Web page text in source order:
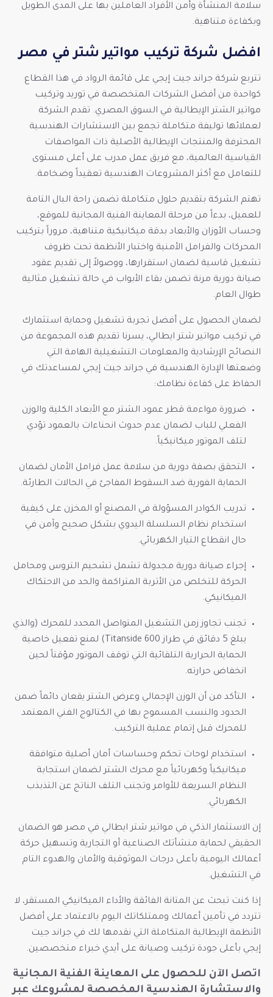
سلامة المنشأة وأمن الأفراد العاملين بها على المدى الطويل
وبكفاءة متناهية.
افضل شركة تركيب مواتير شتر في مصر
تتربع شركة جراند جيت إيجي على قائمة الرواد في هذا القطاع
كواحدة من أفضل الشركات المتخصصة في توريد وتركيب
مواتير الشتر الإيطالية في السوق المصري. تقدم الشركة
لعملائها توليفة متكاملة تجمع بين الاستشارات الهندسية
المحترفة والمنتجات الإيطالية الأصلية ذات المواصفات
القياسية العالمية، مع فريق عمل مدرب على أعلى مستوى
للتعامل مع أكثر المشروعات الهندسية تعقيداً وضخامة.
تهتم الشركة بتقديم حلول متكاملة تضمن راحة البال التامة
للعميل، بدءاً من مرحلة المعاينة الفنية المجانية للموقع،
وحساب الأوزان والأبعاد بدقة ميكانيكية متناهية، مروراً بتركيب
المحركات والفرامل الأمنية واختبار الأنظمة تحت ظروف
تشغيل قاسية لضمان استقرارها، ووصولاً إلى تقديم عقود
صيانة دورية مرنة تضمن بقاء الأبواب في حالة تشغيل مثالية
طوال العام.
لضمان الحصول على أفضل تجربة تشغيل وحماية استثمارك
في تركيب مواتير شتر ايطالي، يسرنا تقديم هذه المجموعة من
النصائح الإرشادية والمعلومات التشغيلية الهامة التي
وضعتها الإدارة الهندسية في جراند جيت إيجي لمساعدتك في
الحفاظ على كفاءة نظامك:
ضرورة مواءمة قطر عمود الشتر مع الأبعاد الكلية والوزن
الفعلي للباب لضمان عدم حدوث انحناءات بالعمود تؤدي
لتلف الموتور ميكانيكياً.
التحقق بصفة دورية من سلامة عمل فرامل الأمان لضمان
الحماية الفورية ضد السقوط المفاجئ في الحالات الطارئة.
تدريب الكوادر المسؤولة في المصنع أو المخزن على كيفية
استخدام نظام السلسلة اليدوي بشكل صحيح وآمن في
حال انقطاع التيار الكهربائي.
إجراء صيانة دورية مجدولة تشمل تشحيم التروس ومحامل
الحركة للتخلص من الأتربة المتراكمة والحد من الاحتكاك
الميكانيكي.
تجنب تجاوز زمن التشغيل المتواصل المحدد للمحرك (والذي
يبلغ 5 دقائق في طراز Titanside 600) لمنع تفعيل خاصية
الحماية الحرارية التلقائية التي توقف الموتور مؤقتاً لحين
انخفاض حرارته.
التأكد من أن الوزن الإجمالي وعرض الشتر يقعان دائماً ضمن
الحدود والنسب المسموح بها في الكتالوج الفني المعتمد
للمحرك قبل إتمام عملية التركيب.
استخدام لوحات تحكم وحساسات أمان أصلية متوافقة
ميكانيكياً وكهربائياً مع محرك الشتر لضمان استجابة
النظام السريعة للأوامر وتجنب التلف الناتج عن التذبذب
الكهربائي.
إن الاستثمار الذكي في مواتير شتر ايطالي في مصر هو الضمان
الحقيقي لحماية منشأتك الصناعية أو التجارية وتسهيل حركة
أعمالك اليومية بأعلى درجات الموثوقية والأمان والهدوء التام
في التشغيل.
إذا كنت تبحث عن المتانة الفائقة والأداء الميكانيكي المستقر، لا
تتردد في تأمين أعمالك وممتلكاتك اليوم بالاعتماد على أفضل
الأنظمة الإيطالية المتكاملة التي نقدمها لك في جراند جيت
إيجي بأعلى جودة تركيب وصيانة على أيدي خبراء متخصصين.
اتصل الآن للحصول على المعاينة الفنية المجانية
والاستشارة الهندسية المخصصة لمشروعك عبر